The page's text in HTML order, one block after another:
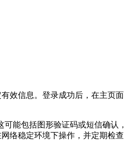
效信息。登录成功后，在主页面
能包括图形验证码或短信确认，
络稳定环境下操作，并定期检查